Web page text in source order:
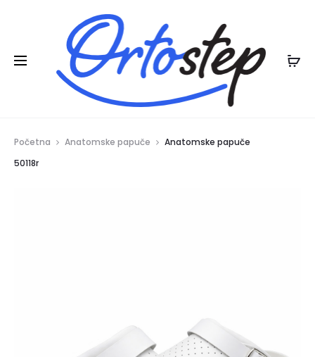
Posebna ljetna pogodnost:
Početna Anatomske papuče
Anatomske papuče
50118r